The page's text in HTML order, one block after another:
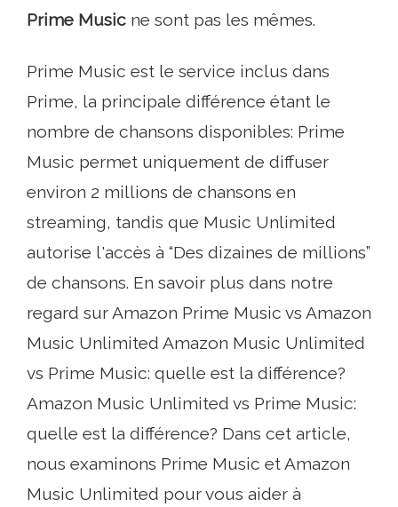
Prime Music ne sont pas les mêmes.
Prime Music est le service inclus dans
Prime, la principale différence étant le
nombre de chansons disponibles: Prime
Music permet uniquement de diffuser
environ 2 millions de chansons en
streaming, tandis que Music Unlimited
autorise l'accès à “Des dizaines de millions”
de chansons. En savoir plus dans notre
regard sur Amazon Prime Music vs Amazon
Music Unlimited Amazon Music Unlimited
vs Prime Music: quelle est la différence?
Amazon Music Unlimited vs Prime Music:
quelle est la différence? Dans cet article,
nous examinons Prime Music et Amazon
Music Unlimited pour vous aider à